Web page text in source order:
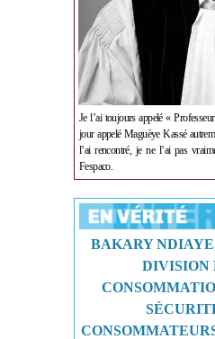
Je l’ai toujours appelé «
jour appelé Maguèye Kassé
l’ai rencontré, je ne l’ai pas
Fespaco.
BAKARY
DIVISION